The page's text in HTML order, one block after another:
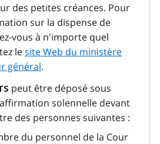
des petites créances. Pour
sur la dispense de
vous à n'importe quel
lesite Web du ministère
général.
peut être déposé sous
solennelle devant
des personnes suivantes :
du personnel de la Cour